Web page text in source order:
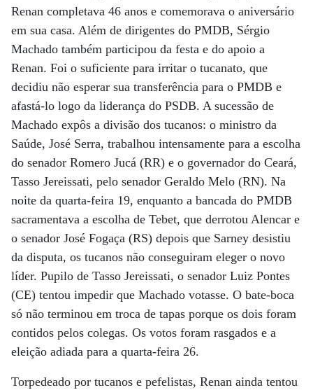
Renan completava 46 anos e comemorava o aniversário
em sua casa. Além de dirigentes do PMDB, Sérgio
Machado também participou da festa e do apoio a
Renan. Foi o suficiente para irritar o tucanato, que
decidiu não esperar sua transferência para o PMDB e
afastá-lo logo da liderança do PSDB. A sucessão de
Machado expôs a divisão dos tucanos: o ministro da
Saúde, José Serra, trabalhou intensamente para a escolha
do senador Romero Jucá (RR) e o governador do Ceará,
Tasso Jereissati, pelo senador Geraldo Melo (RN). Na
noite da quarta-feira 19, enquanto a bancada do PMDB
sacramentava a escolha de Tebet, que derrotou Alencar e
o senador José Fogaça (RS) depois que Sarney desistiu
da disputa, os tucanos não conseguiram eleger o novo
líder. Pupilo de Tasso Jereissati, o senador Luiz Pontes
(CE) tentou impedir que Machado votasse. O bate-boca
só não terminou em troca de tapas porque os dois foram
contidos pelos colegas. Os votos foram rasgados e a
eleição adiada para a quarta-feira 26.
Torpedeado por tucanos e pefelistas, Renan ainda tentou